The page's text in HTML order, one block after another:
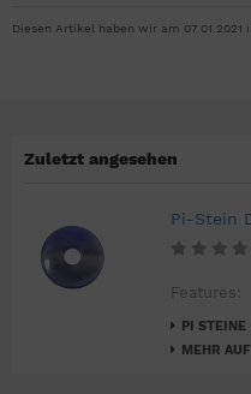
Diesen Artikel haben wir am 07.01.2021
Zuletzt angesehen
Pi-Stein
Features:
PI
MEHR